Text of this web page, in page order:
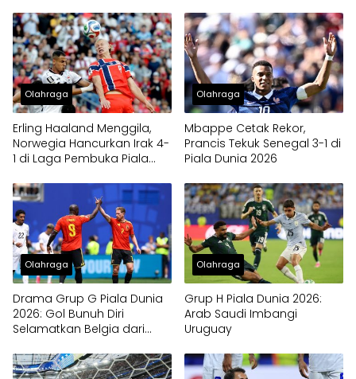
Olahraga
Erling Haaland Menggila,
Norwegia Hancurkan Irak 4-
1 di Laga Pembuka Piala
Olahraga
Mbappe Cetak Rekor,
Prancis Tekuk Senegal 3-1 di
Piala Dunia 2026
Olahraga
Drama Grup G Piala Dunia
2026: Gol Bunuh Diri
Selamatkan Belgia dari
Olahraga
Grup H Piala Dunia 2026:
Arab Saudi Imbangi
Uruguay